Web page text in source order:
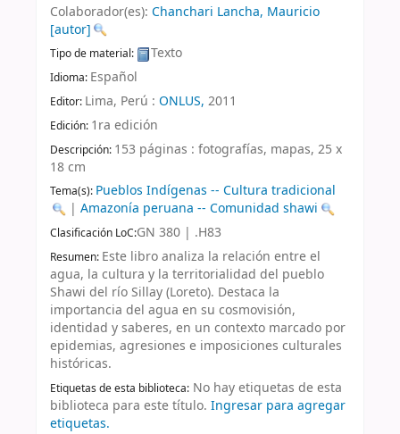
Colaborador(es): Chanchari Lancha, Mauricio
[autor]
Tipo de material: Texto
Idioma: Español
Editor: Lima, Perú : ONLUS, 2011
Edición: 1ra edición
Descripción: 153 páginas : fotografías, mapas, 25 x
18 cm
Tema(s): Pueblos Indígenas -- Cultura tradicional
|Amazonía peruana -- Comunidad shawi
Clasificación LoC:GN 380 | .H83
Resumen: Este libro analiza la relación entre el
agua, la cultura y la territorialidad del pueblo
Shawi del río Sillay (Loreto). Destaca la
importancia del agua en su cosmovisión,
identidad y saberes, en un contexto marcado por
epidemias, agresiones e imposiciones culturales
históricas.
Etiquetas de esta biblioteca: No hay etiquetas de esta
biblioteca para este título. Ingresar para agregar
etiquetas.